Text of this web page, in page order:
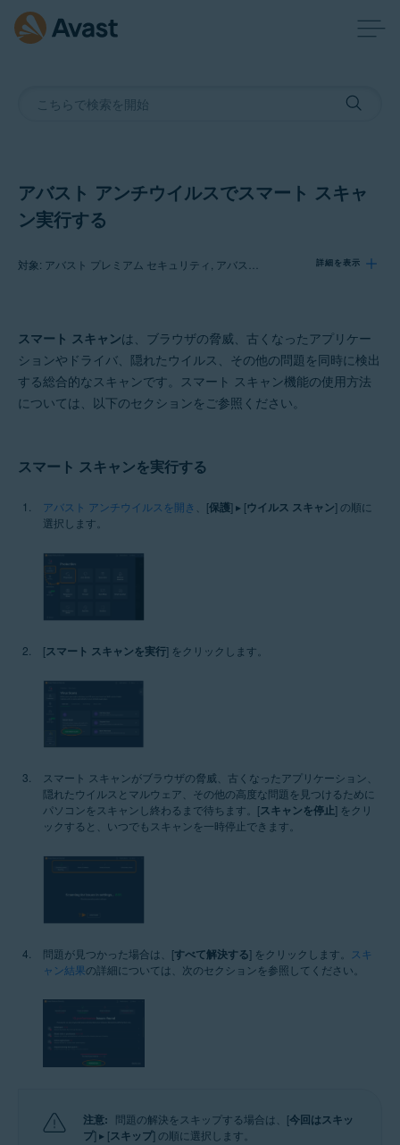
アバスト アンチウイルスでスマート スキャ
ン実行する
詳細を表示
アバスト プレミアム セキュリティ
オペレーティング システム:
スマート スキャンは、ブラウザの脅威、古くなったアプリケー
ションやドライバ、隠れたウイルス、その他の問題を同時に検出
する総合的なスキャンです。スマート スキャン機能の使用方法
については、以下のセクションをご参照ください。
スマート スキャンを実行する
アバスト アンチウイルスを開き 、[保護] ▸ [ウイルス スキャン] の順に
選択します。
[スマート スキャンを実行] をクリックします。
スマート スキャンがブラウザの脅威、古くなったアプリケーション、
隠れたウイルスとマルウェア、その他の高度な問題を見つけるために
パソコンをスキャンし終わるまで待ちます。[スキャンを停止] をクリ
ックすると、いつでもスキャンを一時停止できます。
問題が見つかった場合は、[すべて解決する] をクリックします。
スキ
ャン結果の詳細については、次のセクションを参照してください。
注意: 問題の解決をスキップする場合は、[今回はスキッ
プ] ▸ [スキップ] の順に選択します。